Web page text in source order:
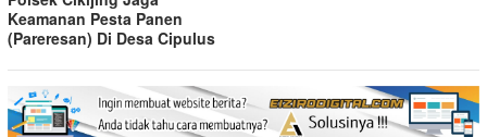
Keamanan Pesta Panen
(Pareresan) Di Desa Cipulus